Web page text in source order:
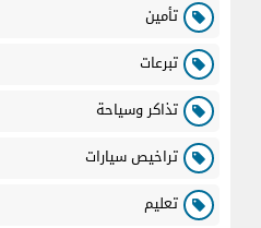
تأمين
تبرعات
تذاكر وسياحة
تراخيص سيارات
تعليم